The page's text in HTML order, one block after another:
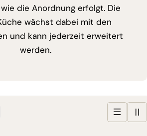
die Anordnung erfolgt. Die
wächst dabei mit den
und kann jederzeit erweitert
werden.